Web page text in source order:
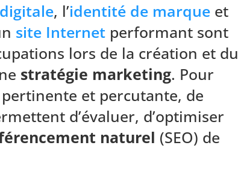
, l’identité de marqueet
site Internetperformant sont
lors de la création et du
stratégie marketing. Pour
et percutante, de
d’évaluer, d’optimiser
naturel (SEO) de